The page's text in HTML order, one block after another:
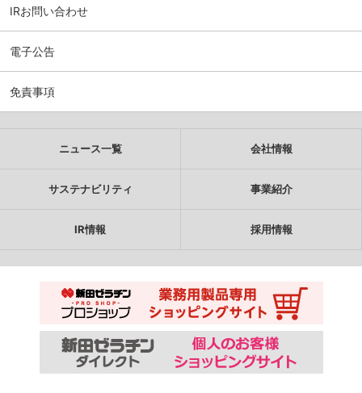
IRお問い合わせ
電子公告
免責事項
ニュース一覧 会社情報
サステナビリティ 事業紹介
IR情報 採用情報